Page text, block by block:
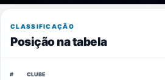
CLASSIFICAÇÃO
Posição na tabela
# CLUBE